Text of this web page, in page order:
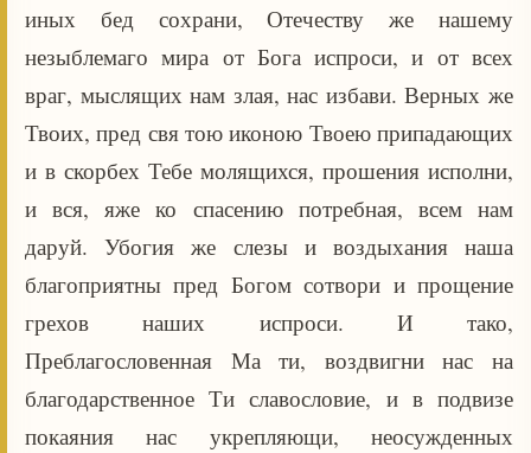
иных бед сохрани, Отечеству же нашему
незыблемаго мира от Бога испроси, и от всех
враг, мыслящих нам злая, нас избави. Верных же
Твоих, пред свя тою иконою Твоею припадающих
и в скорбех Тебе молящихся, прошения исполни,
и вся, яже ко спасению потребная, всем нам
даруй. Убогия же слезы и воздыхания наша
благоприятны пред Богом сотвори и прощение
грехов наших испроси. И тако,
Преблагословенная Ма ти, воздвигни нас на
благодарственное Ти славословие, и в подвизе
покаяния нас укрепляющи, неосужденных